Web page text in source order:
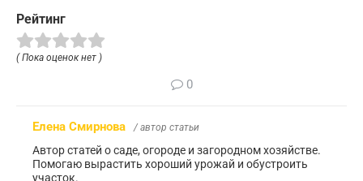
Рейтинг
( Пока оценок нет )
0
Елена Смирнова / автор статьи
Автор статей о саде, огороде и загородном хозяйстве.
Помогаю вырастить хороший урожай и обустроить
участок.